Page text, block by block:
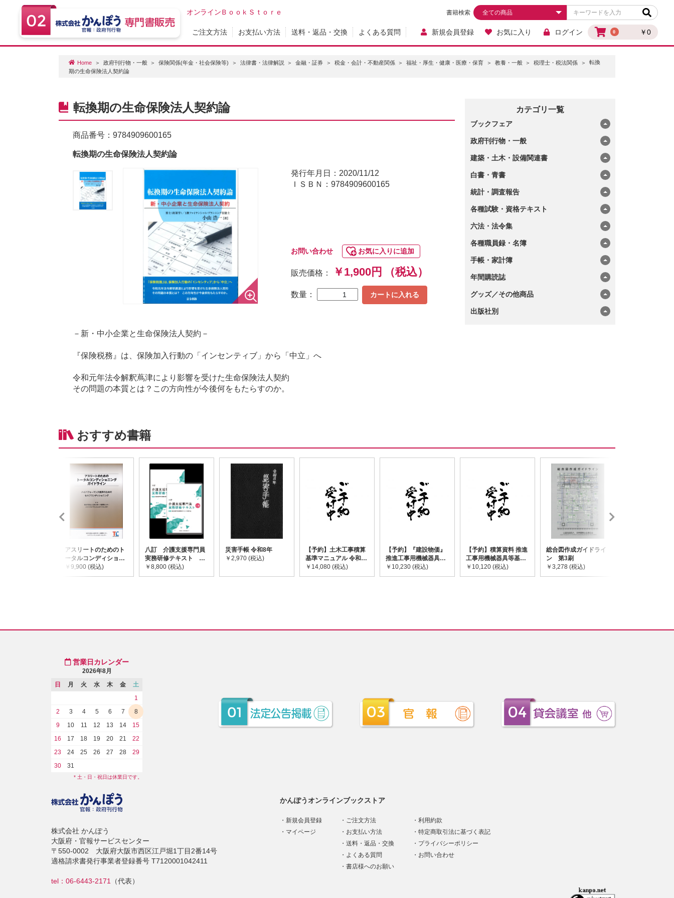
オンラインＢｏｏｋＳｔｏｒｅ
0 ￥0
書籍検索
ご注文方法 お支払い方法 送料・返品・交換 よくある質問 新規会員登録 お気に入り ログイン
Home 政府刊行物・一般 保険関係(年金・社会保険等) 法律書・法律解説 金融・証券 税金・会計・不動産関係 福祉・厚生・健康・医療・保育 教養・一般 税理士・税法関係
転換
期の生命保険法人契約論
カテゴリ一覧
ブックフェア
政府刊行物・一般
建築・土木・設備関連書
白書・青書
統計・調査報告
各種試験・資格テキスト
六法・法令集
各種職員録・名簿
手帳・家計簿
年間購読誌
グッズ／その他商品
出版社別
転換期の生命保険法人契約論
商品番号： 9784909600165
転換期の生命保険法人契約論
発行年月日：2020/11/12
ＩＳＢＮ：9784909600165
お問い合わせ お気に入りに追加
販売価格： ￥1,900円 （税込）
数量： カートに入れる
－新・中小企業と生命保険法人契約－
『保険税務』は、保険加入行動の「インセンティブ」から「中立」へ
令和元年法令解釈蔦津により影響を受けた生命保険法人契約
その問題の本質とは？この方向性が今後何をもたらすのか。
おすすめ書籍
アスリートのためのト
ータルコンディショニ
ングガイドライン
￥9,900 (税込)
八訂 介護支援専門員
実務研修テキスト
(上・下巻/分売不可)
￥8,800 (税込)
災害手帳 令和8年
￥2,970 (税込)
【予約】土木工事積算
基準マニュアル 令和8
年度版 ※2026年8月
下旬発売予定
￥14,080 (税込)
【予約】『建設物価』
推進工事用機械器具等
基礎価格表 2026年度
版 ※2026/8/31発売予
￥10,230 (税込)
【予約】積算資料 推進
工事用機械器具等基礎
価格表 2026年度版
※2026/8/31発売予定
￥10,120 (税込)
総合図作成ガイドライ
ン 第3刷
￥3,278 (税込)
かんぽうオンラインブックストア
新規会員登録
マイページ
ご注文方法
お支払い方法
送料・返品・交換
よくある質問
書店様へのお願い
利用約款
特定商取引法に基づく表記
プライバシーポリシー
お問い合わせ
営業日カレンダー
2026年8月
日
月 火 水 木 金
土
1
2
3 4 5 6 7
8
9
10 11 12 13 14
15
16
17 18 19 20 21
22
23
24 25 26 27 28
29
30
31
* 土・日・祝日は休業日です。
株式会社 かんぽう
大阪府・官報サービスセンター
〒550-0002 大阪府大阪市西区江戸堀1丁目2番14号
適格請求書発行事業者登録番号 T7120001042411
tel：06-6443-2171 （代表）